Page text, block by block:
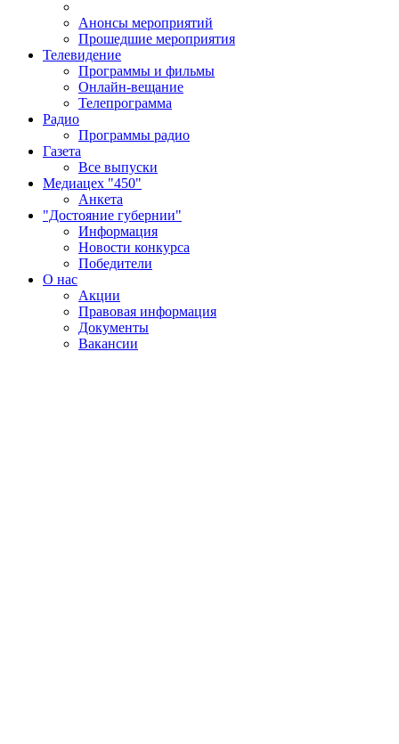
Анонсы мероприятий
Прошедшие мероприятия
Телевидение
Программы и фильмы
Онлайн-вещание
Телепрограмма
Радио
Программы радио
Газета
Все выпуски
Медиацех "450"
Анкета
"Достояние губернии"
Информация
Новости конкурса
Победители
О нас
Акции
Правовая информация
Документы
Вакансии